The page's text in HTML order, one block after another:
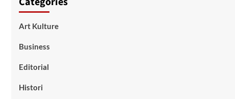
Art Kulture
Business
Editorial
Histori